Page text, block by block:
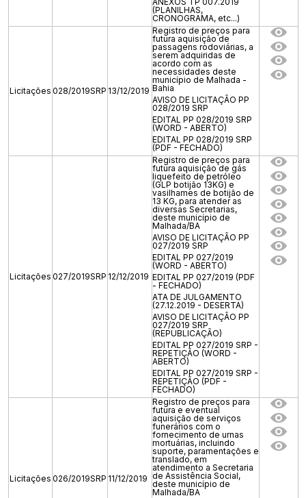
(PLANILHAS,
CRONOGRAMA, etc...)
Licitações 028/2019SRP 13/12/2019
Registro de preços para
futura aquisição de
passagens rodoviárias, a
serem adquiridas de
acordo com as
necessidades deste
município de Malhada -
Bahia
AVISO DE LICITAÇÃO PP
028/2019 SRP
EDITAL PP 028/2019 SRP
(WORD - ABERTO)
EDITAL PP 028/2019 SRP
(PDF - FECHADO)
Licitações 027/2019SRP 12/12/2019
Registro de preços para
futura aquisição de gás
liquefeito de petróleo
(GLP botijão 13KG) e
vasilhames de botijão de
13 KG, para atender as
diversas Secretarias,
deste município de
Malhada/BA
AVISO DE LICITAÇÃO PP
027/2019 SRP
EDITAL PP 027/2019
(WORD - ABERTO)
EDITAL PP 027/2019 (PDF
- FECHADO)
ATA DE JULGAMENTO
(27.12.2019 - DESERTA)
AVISO DE LICITAÇÃO PP
027/2019 SRP
(REPUBLICAÇÃO)
EDITAL PP 027/2019 SRP -
REPETIÇÃO (WORD -
ABERTO)
EDITAL PP 027/2019 SRP -
REPETIÇÃO (PDF -
FECHADO)
Licitações 026/2019SRP 11/12/2019
Registro de preços para
futura e eventual
aquisição de serviços
funerários com o
fornecimento de urnas
mortuárias, incluindo
suporte, paramentações e
translado, em
atendimento a Secretaria
de Assistência Social,
deste município de
Malhada/BA